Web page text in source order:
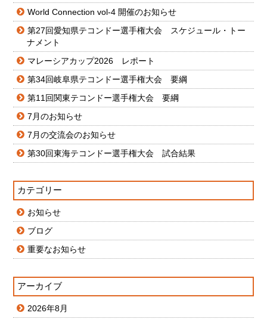
World Connection vol-4 開催のお知らせ
第27回愛知県テコンドー選手権大会 スケジュール・トー
ナメント
マレーシアカップ2026 レポート
第34回岐阜県テコンドー選手権大会 要綱
第11回関東テコンドー選手権大会 要綱
7月のお知らせ
7月の交流会のお知らせ
第30回東海テコンドー選手権大会 試合結果
カテゴリー
お知らせ
ブログ
重要なお知らせ
アーカイブ
2026年8月